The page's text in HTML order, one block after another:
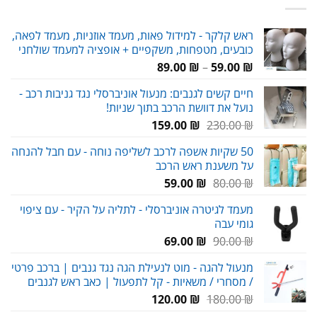
ראש קלקר - למידול פאות, מעמד אוזניות, מעמד לפאה,
כובעים, מטפחות, משקפיים + אופציה למעמד שולחני
59.00 ₪
–
89.00 ₪
טווח
עד
חיים קשים לגנבים: מנעול אוניברסלי נגד גניבות רכב -
נועל את דוושת הרכב בתוך שניות!
230.00₪
המחיר
היה:
230.00 ₪.
159.00 ₪
המחיר
הוא:
50 שקיות אשפה לרכב לשליפה נוחה - עם חבל להנחה
על משענת ראש הרכב
80.00₪
המחיר
היה:
59.00 ₪
המחיר
הוא:
מעמד לגיטרה אוניברסלי - לתליה על הקיר - עם ציפוי
גומי עבה
90.00₪
המחיר
היה:
90.00 ₪.
69.00 ₪
המחיר
הוא:
69.00 ₪.
מנעול להגה - מוט לנעילת הגה נגד גנבים | ברכב פרטי
/ מסחרי / משאיות - קל לתפעול | כאב ראש לגנבים
180.00₪
המחיר120.00 ₪
המחיר